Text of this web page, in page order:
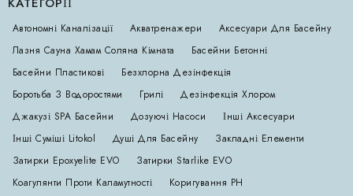
Автономні Каналізації Акватренажери
Аксесуари Для Басейну
Лазня Сауна Хамам Соляна Кімната
Басейни Бетонні
Басейни Пластикові
Безхлорна Дезінфекція
Боротьба З Водоростями
Грилі
Дезінфекція Хлором
Джакузі SPA Басейни
Дозуючі Насоси
Інші Аксесуари
Інші Суміші Litokol
Душі Для Басейну
Закладні Елементи
Затирки Epoxyelite EVO
Затирки Starlike EVO
Коагулянти Проти Каламутності
Коригування РН